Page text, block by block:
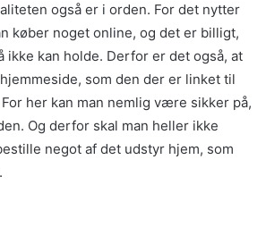
også er i orden. For det nytter
køber noget online, og det er billigt,
ikke kan holde. Derfor er det også, at
som den der er linket til
her kan man nemlig være sikker på,
Og derfor skal man heller ikke
negot af det udstyr hjem, som